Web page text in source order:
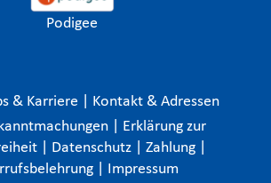
Podigee
& Karriere
Kontakt & Adressen
Erklärung zur
Datenschutz Zahlung
Impressum